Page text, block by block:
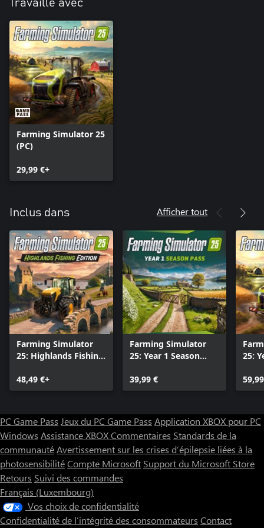
Travaille avec
Farming Simulator 25
(PC)
29,99 €+
Inclus dans Afficher tout
Farming Simulator
25: Highlands Fishing
48,49 €+
Farming Simulator
25: Year 1 Season
39,99 €
25:
PC Game Pass Jeux du PC Game Pass Application XBOX pour PC
Windows Assistance XBOXCommentaires Standards de la
communautéAvertissement sur les crises d’épilepsie liées à la
photosensibilitéCompte Microsoft Support du Microsoft Store
Retours Suivi des commandes
Français (Luxembourg)
Vos choix de confidentialité
Confidentialité de l’intégrité des consommateurs Contact